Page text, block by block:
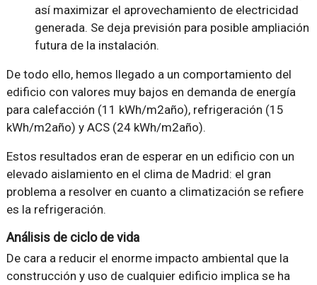
así maximizar el aprovechamiento de electricidad
generada. Se deja previsión para posible ampliación
futura de la instalación.
De todo ello, hemos llegado a un comportamiento del
edificio con valores muy bajos en demanda de energía
para calefacción (11 kWh/m2año), refrigeración (15
kWh/m2año) y ACS (24 kWh/m2año).
Estos resultados eran de esperar en un edificio con un
elevado aislamiento en el clima de Madrid: el gran
problema a resolver en cuanto a climatización se refiere
es la refrigeración.
Análisis de ciclo de vida
De cara a reducir el enorme impacto ambiental que la
construcción y uso de cualquier edificio implica se ha